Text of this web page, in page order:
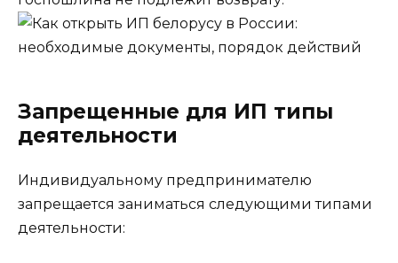
Запрещенные для ИП типы
деятельности
Индивидуальному предпринимателю
запрещается заниматься следующими типами
деятельности: